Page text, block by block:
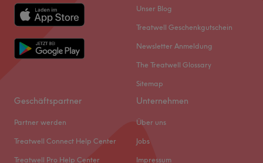
Unser Blog
Treatwell Geschenkgutschein
Newsletter Anmeldung
The Treatwell Glossary
Sitemap
Geschäftspartner
Partner werden
Treatwell Connect Help Center
Treatwell Pro Help Center
Unternehmen
Über uns
Jobs
Impressum